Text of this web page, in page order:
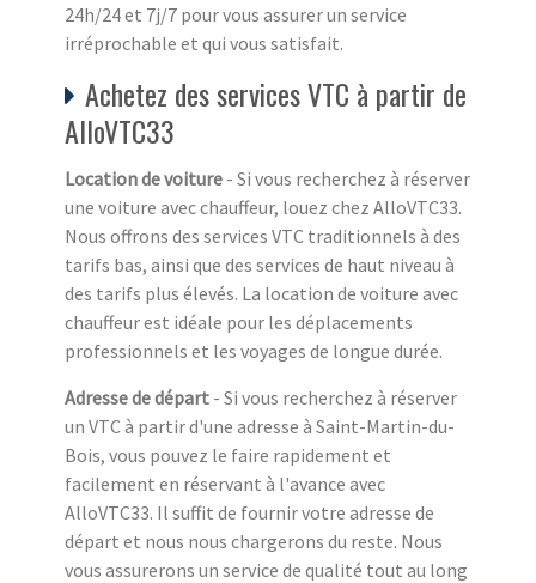
24h/24 et 7j/7 pour vous assurer un service
irréprochable et qui vous satisfait.
Achetez des services VTC à partir de
AlloVTC33
Location de voiture - Si vous recherchez à réserver
une voiture avec chauffeur, louez chez AlloVTC33.
Nous offrons des services VTC traditionnels à des
tarifs bas, ainsi que des services de haut niveau à
des tarifs plus élevés. La location de voiture avec
chauffeur est idéale pour les déplacements
professionnels et les voyages de longue durée.
Adresse de départ - Si vous recherchez à réserver
un VTC à partir d'une adresse à Saint-Martin-du-
Bois, vous pouvez le faire rapidement et
facilement en réservant à l'avance avec
AlloVTC33. Il suffit de fournir votre adresse de
départ et nous nous chargerons du reste. Nous
vous assurerons un service de qualité tout au long